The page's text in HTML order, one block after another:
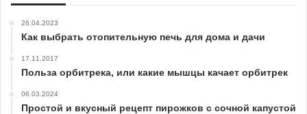
26.04.2023
Как выбрать отопительную печь для дома и дачи
17.11.2017
Польза орбитрека, или какие мышцы качает орбитрек
06.03.2024
Простой и вкусный рецепт пирожков с сочной капустой